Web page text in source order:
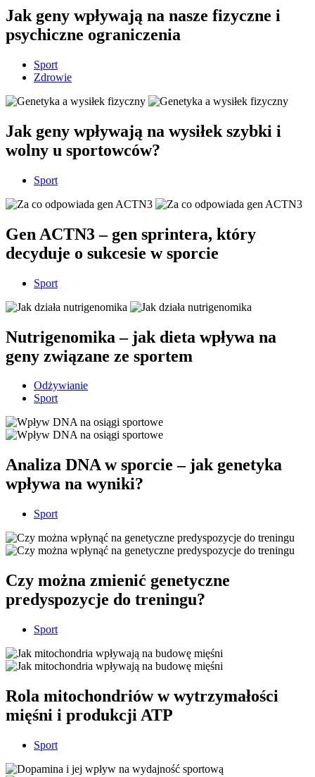
Jak geny wpływają na nasze fizyczne i
psychiczne ograniczenia
Sport
Zdrowie
Jak geny wpływają na wysiłek szybki i
wolny u sportowców?
Sport
Gen ACTN3 – gen sprintera, który
decyduje o sukcesie w sporcie
Sport
Nutrigenomika – jak dieta wpływa na
geny związane ze sportem
Odżywianie
Sport
Analiza DNA w sporcie – jak genetyka
wpływa na wyniki?
Sport
Czy można zmienić genetyczne
predyspozycje do treningu?
Sport
Rola mitochondriów w wytrzymałości
mięśni i produkcji ATP
Sport